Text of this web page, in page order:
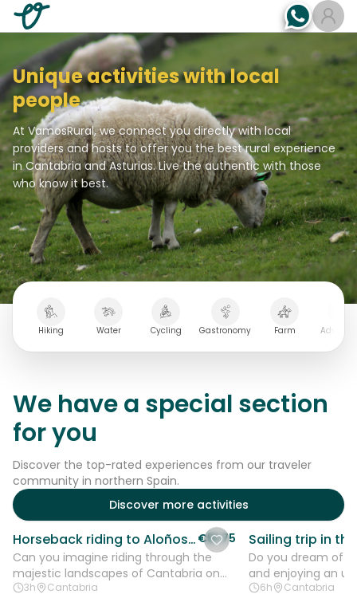
Unique activities with local
people
At VamosRural, we connect you directly with local
providers and hosts to offer you the best rural experience
in Cantabria and Asturias. Live the authentic with those
who know it best.
Hiking Water Cycling Gastronomy Farm
We have a special section
for you
Discover the top-rated experiences from our traveler
community in northern Spain.
Discover more activities
Horseback riding to Aloños: Enjoy nature in Cantabria €51.75
Can you imagine riding through the
majestic landscapes of Cantabria on
the back of a noble horse, breathing in
3h Cantabria
Do you dream of
and enjoying an
sea? Our Sailing
6h Cantabria